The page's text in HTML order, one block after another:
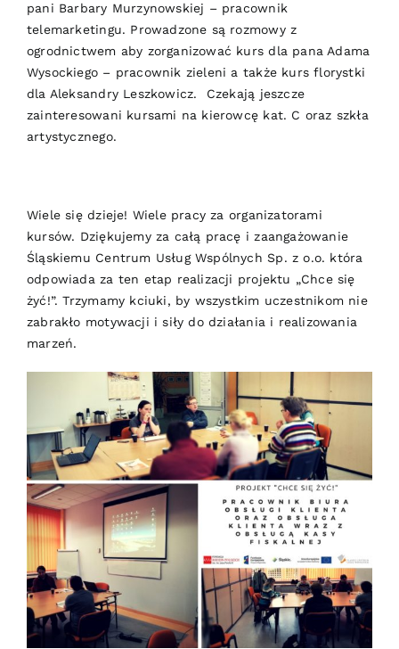
pani Barbary Murzynowskiej – pracownik
telemarketingu. Prowadzone są rozmowy z
ogrodnictwem aby zorganizować kurs dla pana Adama
Wysockiego – pracownik zieleni a także kurs florystki
dla Aleksandry Leszkowicz. Czekają jeszcze
zainteresowani kursami na kierowcę kat. C oraz szkła
artystycznego.
Wiele się dzieje! Wiele pracy za organizatorami
kursów. Dziękujemy za całą pracę i zaangażowanie
Śląskiemu Centrum Usług Wspólnych Sp. z o.o. która
odpowiada za ten etap realizacji projektu „Chce się
żyć!”. Trzymamy kciuki, by wszystkim uczestnikom nie
zabrakło motywacji i siły do działania i realizowania
marzeń.